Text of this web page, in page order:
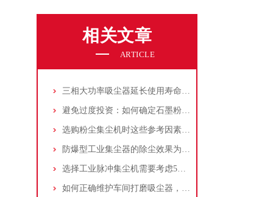
相关文章
ARTICLE
三相大功率吸尘器延长使用寿命的建议
避免过度投资：如何确定石墨粉尘除尘器的合理价格区间
选购粉尘集尘机时这些参考因素很重要！
防爆型工业集尘器的除尘效果为何不佳？
选择工业脉冲集尘机需要考虑5大因素,你都了解吗?
如何正确维护车间打磨吸尘器，延长使用寿命